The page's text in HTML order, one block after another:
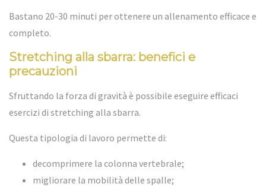
Bastano 20-30 minuti per ottenere un allenamento efficace e
completo.
Stretching alla sbarra: benefici e
precauzioni
Sfruttando la forza di gravità è possibile eseguire efficaci
esercizi di stretching alla sbarra.
Questa tipologia di lavoro permette di:
decomprimere la colonna vertebrale;
migliorare la mobilità delle spalle;